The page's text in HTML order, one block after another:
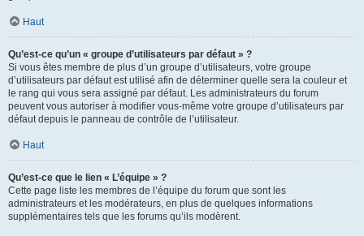
Haut
Qu’est-ce qu’un « groupe d’utilisateurs par défaut » ?
Si vous êtes membre de plus d’un groupe d’utilisateurs, votre groupe
d’utilisateurs par défaut est utilisé afin de déterminer quelle sera la couleur et
le rang qui vous sera assigné par défaut. Les administrateurs du forum
peuvent vous autoriser à modifier vous-même votre groupe d’utilisateurs par
défaut depuis le panneau de contrôle de l’utilisateur.
Haut
Qu’est-ce que le lien « L’équipe » ?
Cette page liste les membres de l’équipe du forum que sont les
administrateurs et les modérateurs, en plus de quelques informations
supplémentaires tels que les forums qu’ils modèrent.